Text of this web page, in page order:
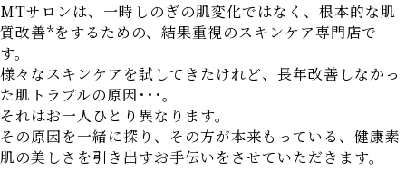
MTサロンは、一時しのぎの肌変化ではなく、根本的な肌
質改善*をするための、結果重視のスキンケア専門店で
す。
様々なスキンケアを試してきたけれど、長年改善しなかっ
た肌トラブルの原因･･･。
それはお一人ひとり異なります。
その原因を一緒に探り、その方が本来もっている、健康素
肌の美しさを引き出すお手伝いをさせていただきます。